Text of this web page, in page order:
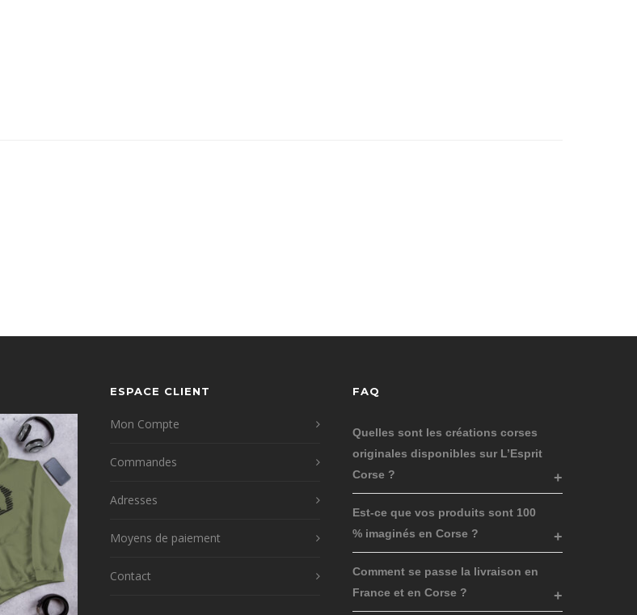
ESPACE CLIENT
Mon Compte
Commandes
Adresses
Moyens de paiement
Contact
FAQ
Quelles sont les créations corses
originales disponibles sur L’Esprit
Corse ?
Est-ce que vos produits sont 100
% imaginés en Corse ?
Comment se passe la livraison en
France et en Corse ?